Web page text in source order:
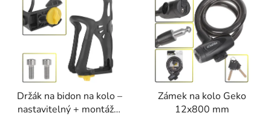
Držák na bidon na kolo –
nastavitelný + montážní
Zámek na kolo Geko
12x800 mm